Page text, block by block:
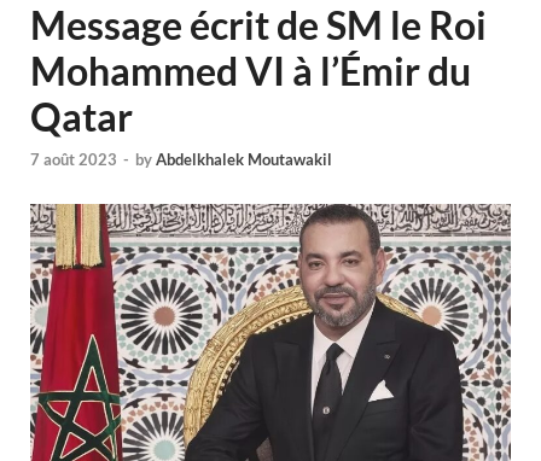
Message écrit de SM le Roi
Mohammed VI à l’Émir du
Qatar
7 août 2023 - byAbdelkhalek Moutawakil